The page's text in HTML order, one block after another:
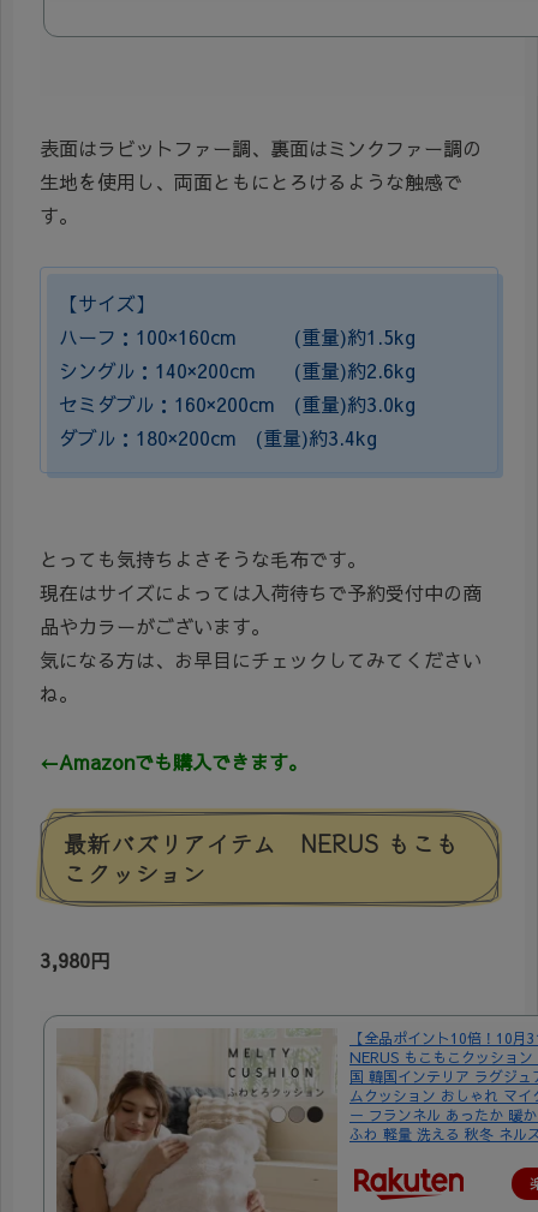
表面はラビットファー調、裏面はミンクファー調の
生地を使用し、両面ともにとろけるような触感で
す。
【サイズ】
ハーフ：100×160cm (重量)約1.5kg
シングル：140×200cm (重量)約2.6kg
セミダブル：160×200cm (重量)約3.0kg
ダブル：180×200cm (重量)約3.4kg
とっても気持ちよさそうな毛布です。
現在はサイズによっては入荷待ちで予約受付中の商
品やカラーがございます。
気になる方は、お早目にチェックしてみてください
ね。
←Amazonでも購入できます。
最新バズリアイテム NERUS もこも
こクッション
3,980円
【全品ポイント10倍！10月
NERUS もこもこクッショ
国 韓国インテリア ラグジュ
ムクッション おしゃれ マイ
ー フランネル あったか 暖
ふわ 軽量 洗える 秋冬 ネル